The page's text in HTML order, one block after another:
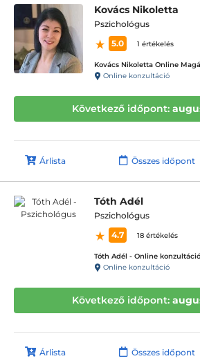
Kovács Nikoletta
Pszichológus
5.0
1 értékelés
Kovács Nikoletta Online
Online konzultáció
Következő időpont:
Árlista Összes időpont
Tóth Adél
Pszichológus
4.7
18 értékelés
Tóth Adél - Online konzultáció
Online konzultáció
Következő időpont:
Árlista Összes időpont